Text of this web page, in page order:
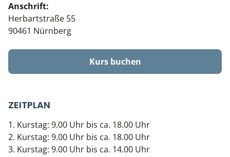
Anschrift:
Herbartstraße 55
90461 Nürnberg
Kurs buchen
ZEITPLAN
1. Kurstag: 9.00 Uhr bis ca. 18.00 Uhr
2. Kurstag: 9.00 Uhr bis ca. 18.00 Uhr
3. Kurstag: 9.00 Uhr bis ca. 14.00 Uhr